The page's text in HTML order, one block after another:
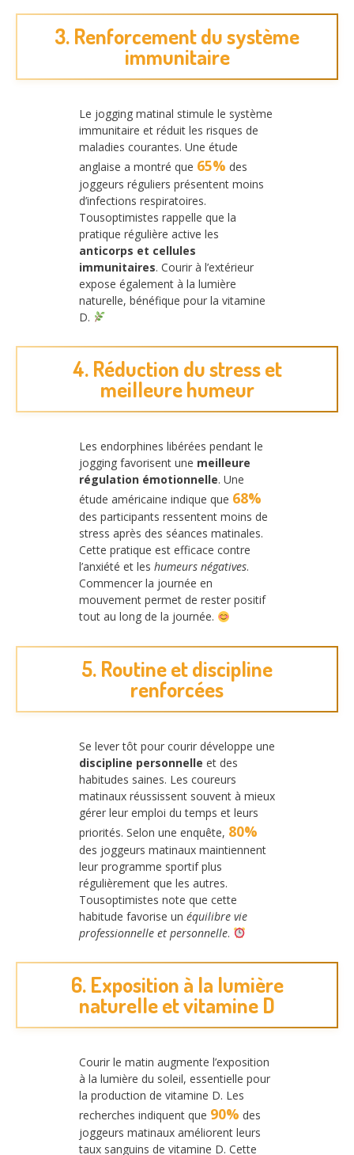
3. Renforcement du système
immunitaire
Le jogging matinal stimule le système
immunitaire et réduit les risques de
maladies courantes. Une étude
anglaise a montré que 65% des
joggeurs réguliers présentent moins
d’infections respiratoires.
Tousoptimistes rappelle que la
pratique régulière active les
anticorps et cellules
immunitaires. Courir à l’extérieur
expose également à la lumière
naturelle, bénéfique pour la vitamine
D.
4. Réduction du stress et
meilleure humeur
Les endorphines libérées pendant le
jogging favorisent une meilleure
régulation émotionnelle. Une
étude américaine indique que 68%
des participants ressentent moins de
stress après des séances matinales.
Cette pratique est efficace contre
l’anxiété et les humeurs négatives.
Commencer la journée en
mouvement permet de rester positif
tout au long de la journée.
5. Routine et discipline
renforcées
Se lever tôt pour courir développe une
discipline personnelle et des
habitudes saines. Les coureurs
matinaux réussissent souvent à mieux
gérer leur emploi du temps et leurs
priorités. Selon une enquête, 80%
des joggeurs matinaux maintiennent
leur programme sportif plus
régulièrement que les autres.
Tousoptimistes note que cette
habitude favorise un équilibre vie
professionnelle et personnelle.
6. Exposition à la lumière
naturelle et vitamine D
Courir le matin augmente l’exposition
à la lumière du soleil, essentielle pour
la production de vitamine D. Les
recherches indiquent que 90% des
joggeurs matinaux améliorent leurs
taux sanguins de vitamine D. Cette